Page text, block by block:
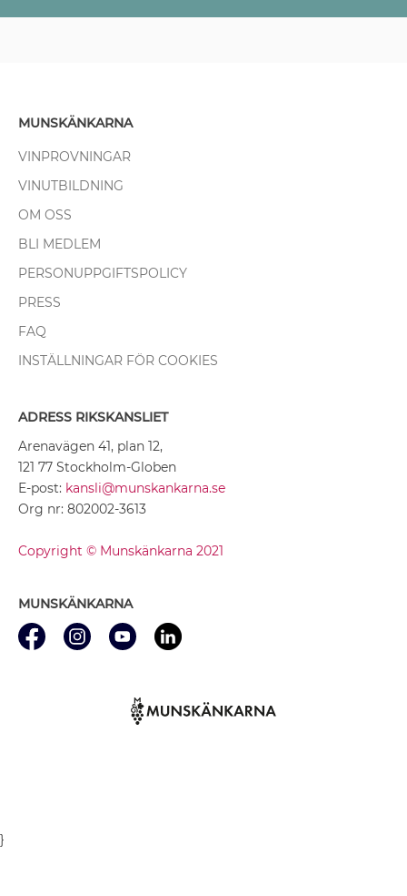
MUNSKÄNKARNA
VINPROVNINGAR
VINUTBILDNING
OM OSS
BLI MEDLEM
PERSONUPPGIFTSPOLICY
PRESS
FAQ
INSTÄLLNINGAR FÖR COOKIES
ADRESS RIKSKANSLIET
Arenavägen 41, plan 12,
121 77 Stockholm-Globen
E-post: kansli@munskankarna.se
Org nr: 802002-3613
Copyright © Munskänkarna 2021
MUNSKÄNKARNA
}